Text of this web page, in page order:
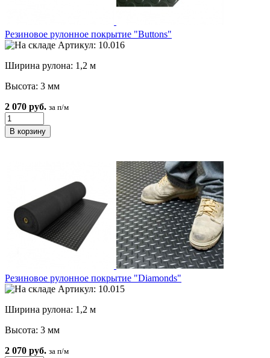
Резиновое рулонное покрытие "Buttons"
Артикул: 10.016
Ширина рулона: 1,2 м
Высота: 3 мм
2 070 руб. за п/м
Резиновое рулонное покрытие "Diamonds"
Артикул: 10.015
Ширина рулона: 1,2 м
Высота: 3 мм
2 070 руб. за п/м